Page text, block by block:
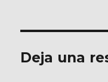
Deja una